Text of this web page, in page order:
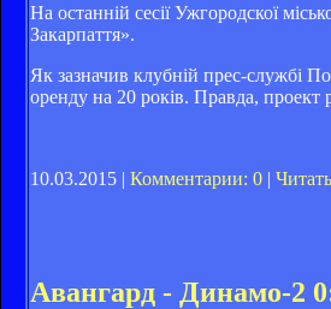
На останній сесії Ужгородскої
Закарпаття».
Як зазначив клубній прес-службі
оренду на 20 років. Правда, проект
10.03.2015 | Комментарии: 0 |
Авангард - Динамо-2